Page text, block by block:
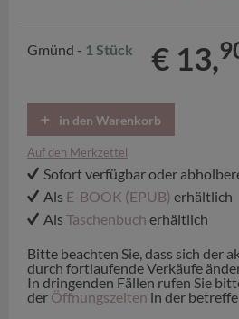
Gmünd - 1 Stück € 13,
in den Warenkorb
Auf den Merkzettel
Sofort verfügbar oder
Als E-BOOK (EPUB) erhältlich
Als Taschenbuch erhältlich
Bitte beachten Sie, dass sich der
durch fortlaufende Verkäufe
In dringenden Fällen rufen Sie
der Öffnungszeiten in der